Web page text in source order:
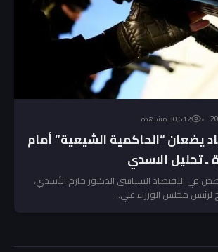
30٬612 مشاهدة
يضعان “الحاكمية الشيعية” أمام
ـ تحليل الاسدي
في الاقتصاد السياسي الدكتور حازم الأسدي،
لرئيس مجلس الوزراء علي...